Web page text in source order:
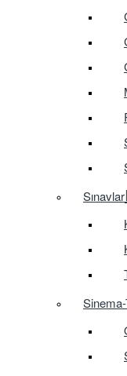
Sınavlar